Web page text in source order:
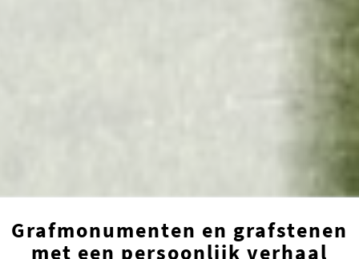
Grafmonumenten en grafstenen
met een persoonlijk verhaal